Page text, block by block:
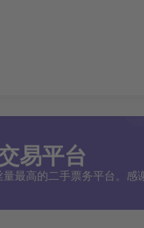
易平台
最高的二手票务平台。感